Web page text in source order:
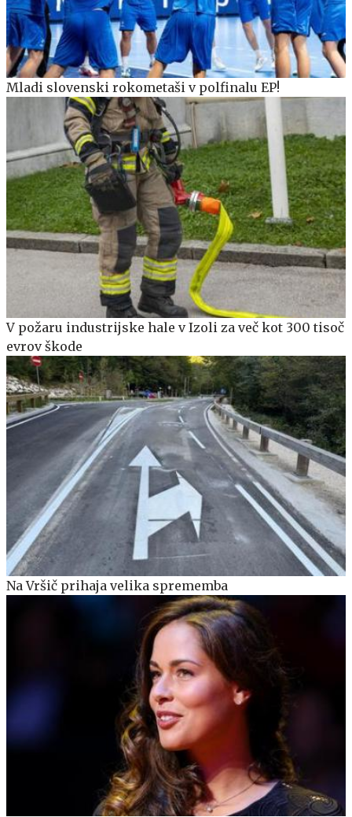
Mladi slovenski rokometaši v polfinalu EP!
V požaru industrijske hale v Izoli za več kot 300 tisoč
evrov škode
Na Vršič prihaja velika sprememba